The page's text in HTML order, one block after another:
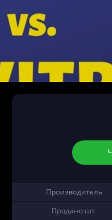
Производитель
Продано шт.